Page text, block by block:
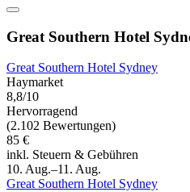
Great Southern Hotel
Great Southern Hotel Sydney
Haymarket
8,8/10
Hervorragend
(2.102 Bewertungen)
85 €
inkl. Steuern & Gebühren
10. Aug.–11. Aug.
Great Southern Hotel Sydney